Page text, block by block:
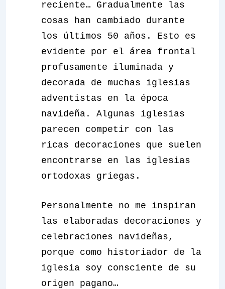
reciente… Gradualmente las
cosas han cambiado durante
los últimos 50 años. Esto es
evidente por el área frontal
profusamente iluminada y
decorada de muchas iglesias
adventistas en la época
navideña. Algunas iglesias
parecen competir con las
ricas decoraciones que suelen
encontrarse en las iglesias
ortodoxas griegas.
Personalmente no me inspiran
las elaboradas decoraciones y
celebraciones navideñas,
porque como historiador de la
iglesia soy consciente de su
origen pagano…